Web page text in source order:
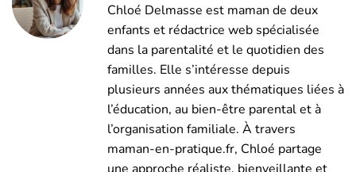
Chloé Delmasse est maman de deux
enfants et rédactrice web spécialisée
dans la parentalité et le quotidien des
familles. Elle s’intéresse depuis
plusieurs années aux thématiques liées à
l’éducation, au bien-être parental et à
l’organisation familiale. À travers
maman-en-pratique.fr, Chloé partage